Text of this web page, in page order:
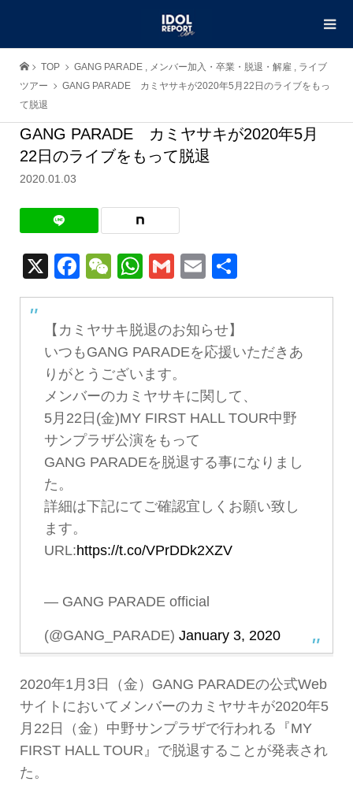
TOP GANG PARADE , メンバー加入・卒業・脱退・解雇 , ライブ
ツアー
GANG PARADE カミヤサキが2020年5月22日のライブをもっ
て脱退
GANG PARADE カミヤサキが2020年5月
22日のライブをもって脱退
2020.01.03
X Facebook
WeChat
WhatsApp
GmailEmail
有
【カミヤサキ脱退のお知らせ】
いつもGANG PARADEを応援いただきあ
りがとうございます。
メンバーのカミヤサキに関して、
5月22日(金)MY FIRST HALL TOUR中野
サンプラザ公演をもって
GANG PARADEを脱退する事になりまし
た。
詳細は下記にてご確認宜しくお願い致し
ます。
URL:https://t.co/VPrDDk2XZV
— GANG PARADE official
(@GANG_PARADE) January 3, 2020
2020年1月3日（金）GANG PARADEの公式Web
サイトにおいてメンバーのカミヤサキが2020年5
月22日（金）中野サンプラザで行われる『MY
FIRST HALL TOUR』で脱退することが発表され
た。